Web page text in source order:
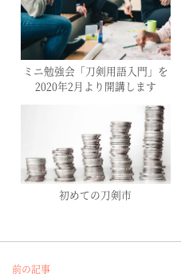
ミニ勉強会「刀剣用語入門」を
2020年2月より開講します
初めての刀剣市
前の記事